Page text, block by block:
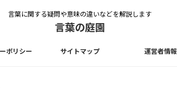
言葉に関する疑問や意味の違いなどを解説します
言葉の庭園
ポリシー サイトマップ 運営者情報